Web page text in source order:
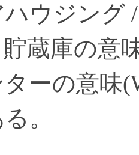
ウジング /
蔵庫の意
ーの意味
。